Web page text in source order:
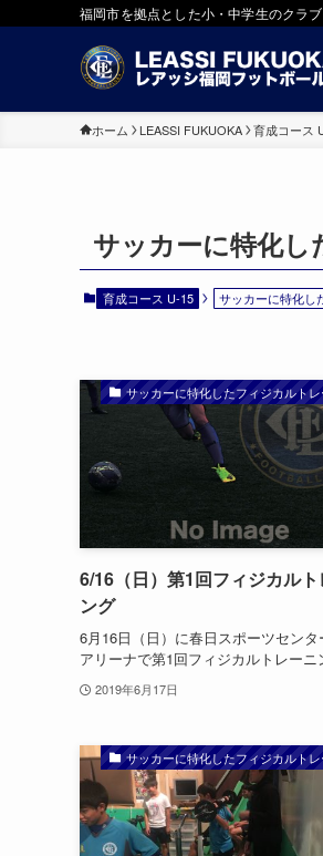
福岡市を拠点とした小・中学生のクラ
ホーム LEASSI FUKUOKA 育成コース
サッカーに特化
育成コース U-15 サッカーに特化し
サッカーに特化したフィジカルト
6/16（日）第1回フィジカルト
ング
6月16日（日）に春日スポーツセン
アリーナで第1回フィジカルトレーニ
2019年6月17日
サッカーに特化したフィジカルト